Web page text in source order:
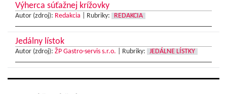
Výherca súťažnej krížovky
Autor (zdroj): Redakcia Rubriky: REDAKCIA
Jedálny lístok
Autor (zdroj): ŽP Gastro-servis s.r.o. Rubriky: JEDÁLNE LÍSTKY